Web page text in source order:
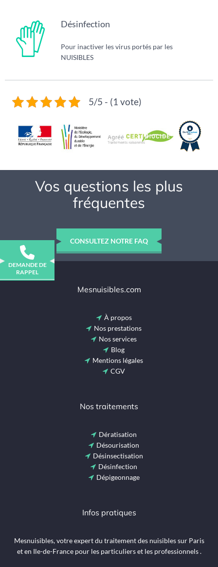
Désinfection
Pour inactiver les virus portés par les
NUISIBLES
5/5 - (1 vote)
Vos questions les plus
fréquentes
CONSULTEZ NOTRE FAQ
Mesnuisibles.com
À propos
Nos prestations
Nos services
Blog
Mentions légales
CGV
Nos traitements
Dératisation
Désourisation
Désinsectisation
Désinfection
Dépigeonnage
Infos pratiques
Mesnuisibles, votre expert du traitement des nuisibles sur Paris
et en Ile-de-France pour les particuliers et les professionnels .
DEMANDE DE
RAPPEL